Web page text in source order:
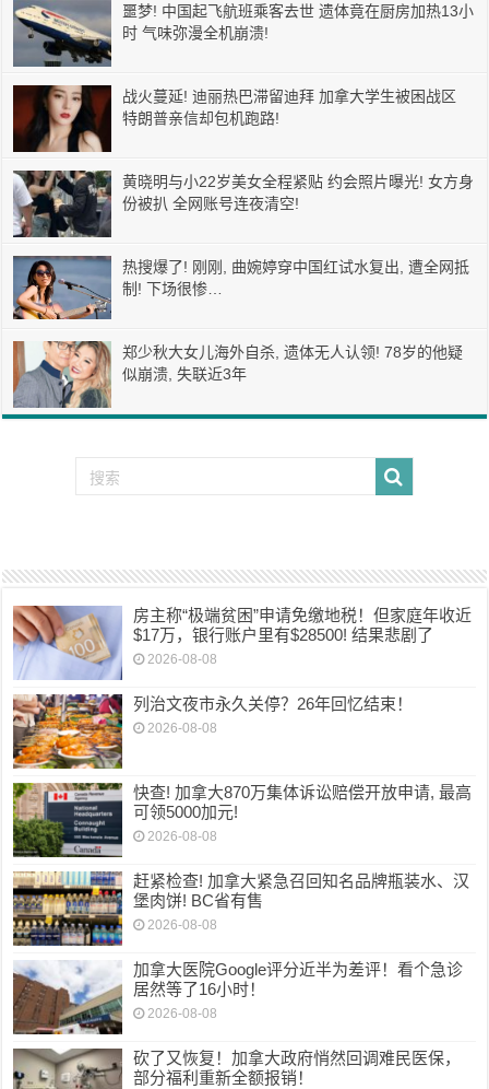
噩梦! 中国起飞航班乘客去世 遗体竟在厨房加热13小
时 气味弥漫全机崩溃!
战火蔓延! 迪丽热巴滞留迪拜 加拿大学生被困战区
特朗普亲信却包机跑路!
黄晓明与小22岁美女全程紧贴 约会照片曝光! 女方身
份被扒 全网账号连夜清空!
热搜爆了! 刚刚, 曲婉婷穿中国红试水复出, 遭全网抵
制! 下场很惨…
郑少秋大女儿海外自杀, 遗体无人认领! 78岁的他疑
似崩溃, 失联近3年
房主称“极端贫困”申请免缴地税！但家庭年收近
$17万，银行账户里有$28500! 结果悲剧了
2026-08-08
列治文夜市永久关停？26年回忆结束！
2026-08-08
快查! 加拿大870万集体诉讼赔偿开放申请, 最高
可领5000加元!
2026-08-08
赶紧检查! 加拿大紧急召回知名品牌瓶装水、汉
堡肉饼! BC省有售
2026-08-08
加拿大医院Google评分近半为差评！看个急诊
居然等了16小时！
2026-08-08
砍了又恢复！加拿大政府悄然回调难民医保，
部分福利重新全额报销！